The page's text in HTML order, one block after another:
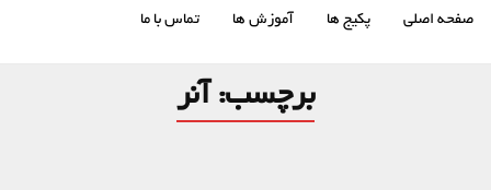
صفحه اصلی پکیج ها آموزش ها تماس با ما
برچسب: آنر